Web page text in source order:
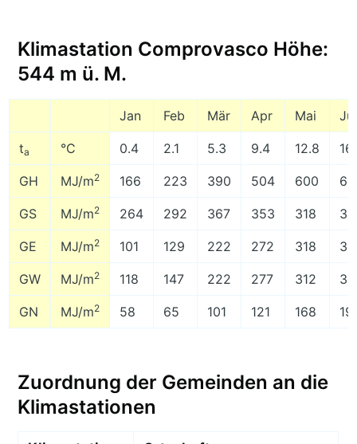
Klimastation Comprovasco Höhe:
544 m ü. M.
Jan Feb Mär Apr Mai
ta °C 0.4 2.1 5.3 9.4 12.8
GH MJ/m2 166 223 390 504 600
GS MJ/m2 264 292 367 353 318
GE MJ/m2 101 129 222 272 318
GW MJ/m2 118 147 222 277 312
GN MJ/m2 58 65 101 121 168
Zuordnung der Gemeinden an die
Klimastationen